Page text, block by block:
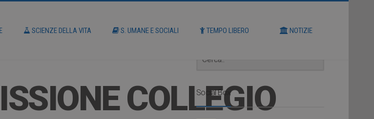
SCIENZE DELLA VITA S. UMANE E SOCIALI TEMPO LIBERO NOTIZIE
COLLEGIO
Social Box